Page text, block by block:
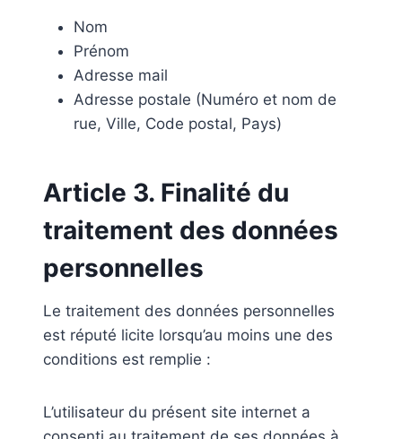
Nom
Prénom
Adresse mail
Adresse postale (Numéro et nom de
rue, Ville, Code postal, Pays)
Article 3. Finalité du
traitement des données
personnelles
Le traitement des données personnelles
est réputé licite lorsqu’au moins une des
conditions est remplie :
L’utilisateur du présent site internet a